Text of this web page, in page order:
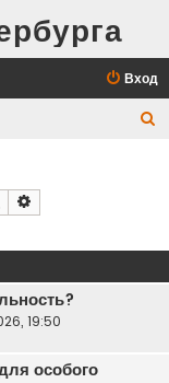
Вход
Поиск
19:50
особого